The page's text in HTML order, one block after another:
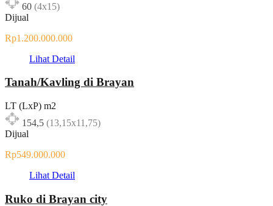
60 (4x15)
Dijual
Rp1.200.000.000
Lihat Detail
Tanah/Kavling di Brayan
LT (LxP) m2
154,5 (13,15x11,75)
Dijual
Rp549.000.000
Lihat Detail
Ruko di Brayan city